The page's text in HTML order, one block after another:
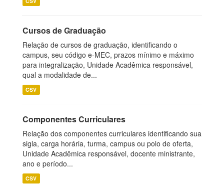
Cursos de Graduação
Relação de cursos de graduação, identificando o
campus, seu código e-MEC, prazos mínimo e máximo
para integralização, Unidade Acadêmica responsável,
qual a modalidade de...
CSV
Componentes Curriculares
Relação dos componentes curriculares identificando sua
sigla, carga horária, turma, campus ou polo de oferta,
Unidade Acadêmica responsável, docente ministrante,
ano e período...
CSV